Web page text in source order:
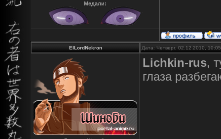
Медали:
ElLordNekron Дата: Четверг, 02.12.2010,
Lichkin-rus,
глаза